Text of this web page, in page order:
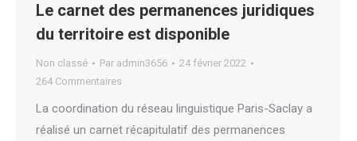
Le carnet des permanences juridiques
du territoire est disponible
Non classé Par admin3656
24 février 2022
264 Commentaires
La coordination du réseau linguistique Paris-Saclay a
réalisé un carnet récapitulatif des permanences